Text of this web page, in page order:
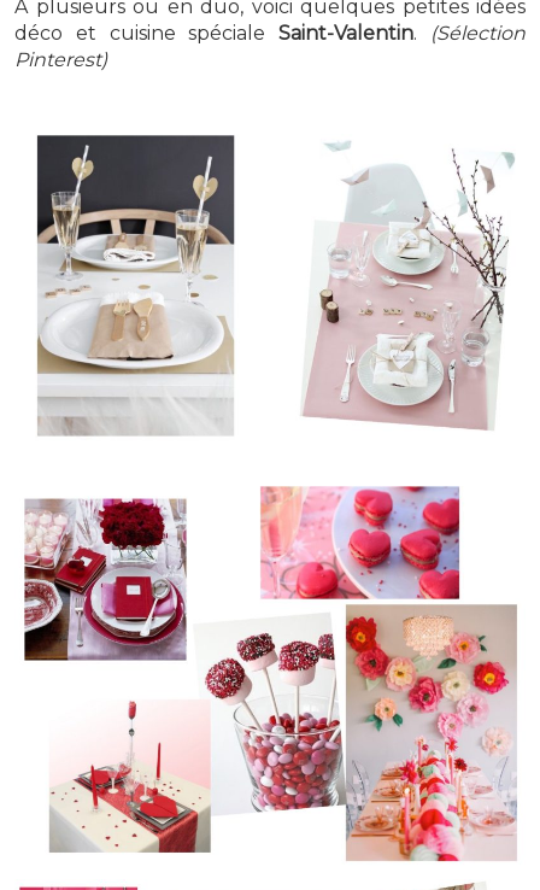
À plusieurs ou en duo, voici quelques petites idées
déco et cuisine spécialeSaint-Valentin.
(Sélection
Pinterest)